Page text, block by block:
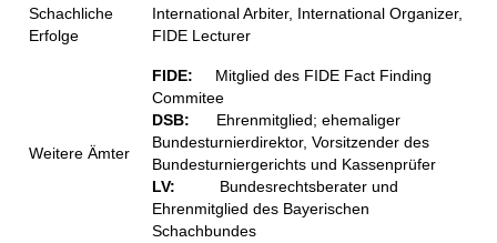
Schachliche
Erfolge
International Arbiter, International Organizer,
FIDE Lecturer
Weitere Ämter
FIDE: Mitglied des FIDE Fact Finding
Commitee
DSB: Ehrenmitglied; ehemaliger
Bundesturnierdirektor, Vorsitzender des
Bundesturniergerichts und Kassenprüfer
LV: Bundesrechtsberater und
Ehrenmitglied des Bayerischen
Schachbundes